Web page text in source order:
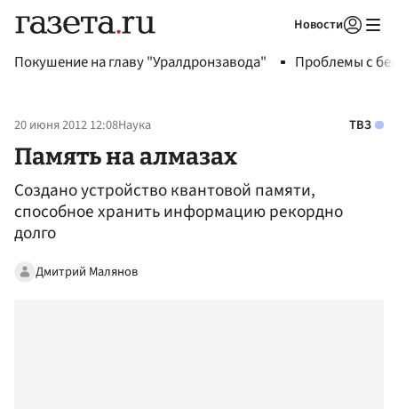
Новости
Покушение на главу "Уралдронзавода" Проблемы с
20 июня 2012 12:08Наука ТВЗ
Память на алмазах
Создано устройство квантовой памяти,
способное хранить информацию рекордно
долго
Дмитрий Малянов